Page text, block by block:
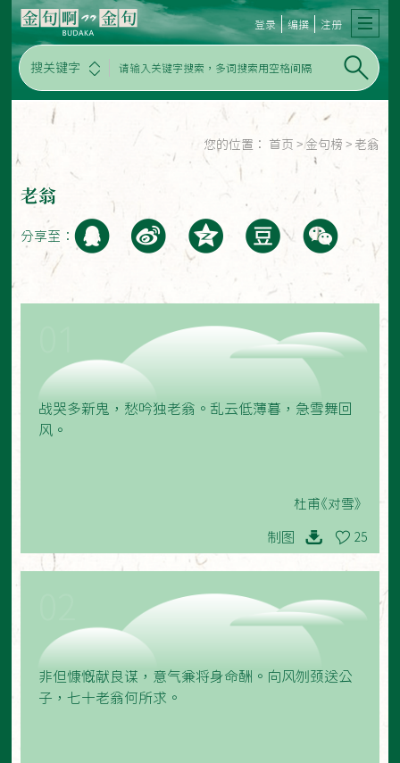
搜关键字
登录 编撰 注册
您的位置： 首页 > 金句榜 > 老翁
老翁
分享至：
战哭多新鬼，愁吟独老翁。乱云低薄暮，急雪舞回
风。
杜甫《对雪》
制图 25
非但慷慨献良谋，意气兼将身命酬。向风刎颈送公
子，七十老翁何所求。